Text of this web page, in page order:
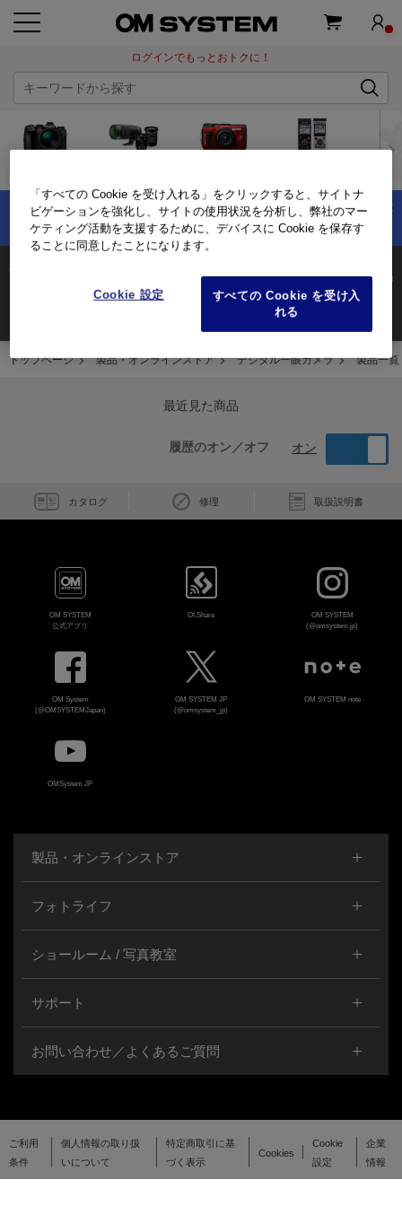
ログインでもっとおトクに！
×
OM-5 Mark IIの購入で最大1万円分キャッシュバック！
夏のキャッシュバックキャンペーン実施中！
トップページ 製品・オンラインストア デジタル一眼カメラ 製品一覧
最近見た商品
履歴のオン／オフ オン
カタログ 修理 取扱説明書
OM SYSTEM
公式アプリ
OI.Share
OM SYSTEM
(@omsystem.jp)
OM System
(@OMSYSTEMJapan)
OM SYSTEM JP
(@omsystem_jp)
OM SYSTEM note
OMSystem JP
製品・オンラインストア
フォトライフ
ショールーム / 写真教室
サポート
お問い合わせ／よくあるご質問
ご利用
条件
個人情報の取り扱
いについて
特定商取引に基
づく表示
Cookies
Cookie
設定
企業
情報
「すべての Cookie を受け入れる」をクリックすると、サイトナ
ビゲーションを強化し、サイトの使用状況を分析し、弊社のマー
ケティング活動を支援するために、デバイスに Cookie を保存す
ることに同意したことになります。
Cookie 設定
すべての Cookie を受け入
れる